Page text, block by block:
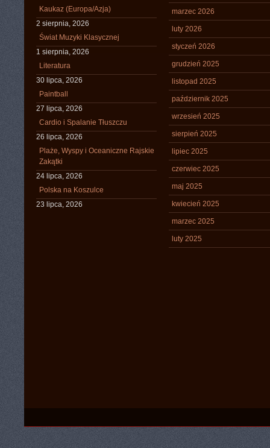
Kaukaz (Europa/Azja)
2 sierpnia, 2026
Świat Muzyki Klasycznej
1 sierpnia, 2026
Literatura
30 lipca, 2026
Paintball
27 lipca, 2026
Cardio i Spalanie Tłuszczu
26 lipca, 2026
Plaże, Wyspy i Oceaniczne Rajskie
Zakątki
24 lipca, 2026
Polska na Koszulce
23 lipca, 2026
marzec 2026
luty 2026
styczeń 2026
grudzień 2025
listopad 2025
październik 2025
wrzesień 2025
sierpień 2025
lipiec 2025
czerwiec 2025
maj 2025
kwiecień 2025
marzec 2025
luty 2025